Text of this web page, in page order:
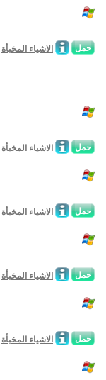
حمل الاشياء المخبأة
حمل الاشياء المخبأة
حمل الاشياء المخبأة
حمل الاشياء المخبأة
حمل الاشياء المخبأة